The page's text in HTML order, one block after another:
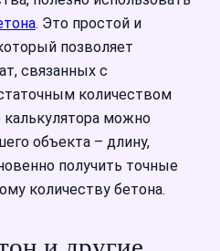
. Это простой и
позволяет
связанных с
количеством
можно
объекта – длину,
получить точные
количеству бетона.